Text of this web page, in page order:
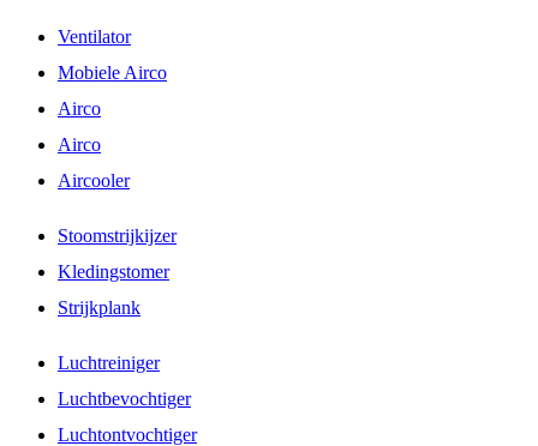
Ventilator
Mobiele Airco
Airco
Airco
Aircooler
Stoomstrijkijzer
Kledingstomer
Strijkplank
Luchtreiniger
Luchtbevochtiger
Luchtontvochtiger